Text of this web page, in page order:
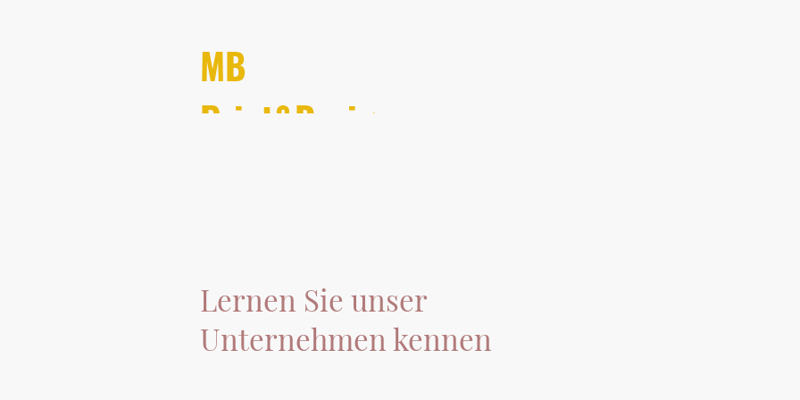
MB
Print&Design
Lernen Sie unser
Unternehmen kennen